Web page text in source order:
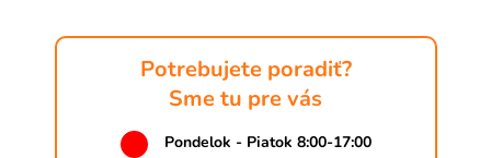
Potrebujete poradiť?
Sme tu pre vás
Pondelok - Piatok 8:00-17:00